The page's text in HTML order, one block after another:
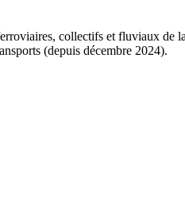
collectifs et fluviaux de
(depuis décembre 2024).